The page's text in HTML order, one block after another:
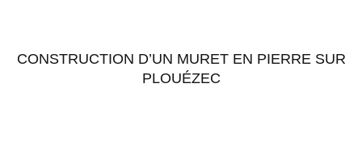
CONSTRUCTION D’UN MURET EN PIERRE SUR
PLOUÉZEC